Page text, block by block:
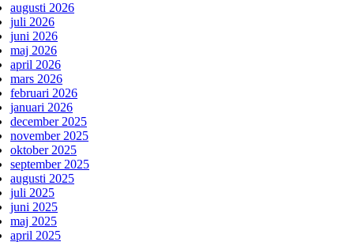
augusti 2026
juli 2026
juni 2026
maj 2026
april 2026
mars 2026
februari 2026
januari 2026
december 2025
november 2025
oktober 2025
september 2025
augusti 2025
juli 2025
juni 2025
maj 2025
april 2025